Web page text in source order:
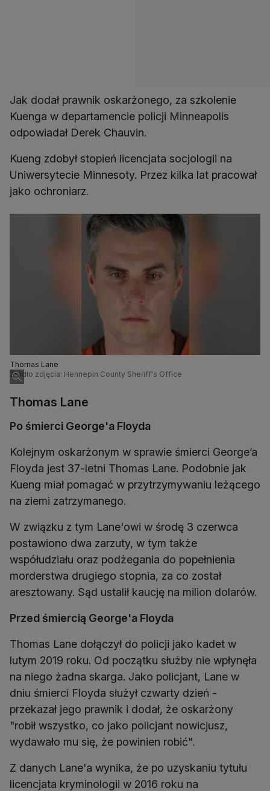
Jak dodał prawnik oskarżonego, za szkolenie
Kuenga w departamencie policji Minneapolis
odpowiadał Derek Chauvin.
Kueng zdobył stopień licencjata socjologii na
Uniwersytecie Minnesoty. Przez kilka lat pracował
jako ochroniarz.
Thomas Lane
Źródło zdjęcia: Hennepin County Sheriff's Office
Thomas Lane
Po śmierci George'a Floyda
Kolejnym oskarżonym w sprawie śmierci George’a
Floyda jest 37-letni Thomas Lane. Podobnie jak
Kueng miał pomagać w przytrzymywaniu leżącego
na ziemi zatrzymanego.
W związku z tym Lane'owi w środę 3 czerwca
postawiono dwa zarzuty, w tym także
współudziału oraz podżegania do popełnienia
morderstwa drugiego stopnia, za co został
aresztowany. Sąd ustalił kaucję na milion dolarów.
Przed śmiercią George'a Floyda
Thomas Lane dołączył do policji jako kadet w
lutym 2019 roku. Od początku służby nie wpłynęła
na niego żadna skarga. Jako policjant, Lane w
dniu śmierci Floyda służył czwarty dzień -
przekazał jego prawnik i dodał, że oskarżony
"robił wszystko, co jako policjant nowicjusz,
wydawało mu się, że powinien robić".
Z danych Lane'a wynika, że po uzyskaniu tytułu
licencjata kryminologii w 2016 roku na